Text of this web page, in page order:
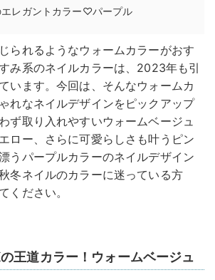
レガントカラー♡パープル
られるようなウォームカラーがおす
み系のネイルカラーは、2023年も引
います。今回は、そんなウォームカ
れなネイルデザインをピックアップ
ず取り入れやすいウォームベージュ
ロー、さらに可愛らしさも叶うピン
うパープルカラーのネイルデザイン
冬ネイルのカラーに迷っている方
ください。
王道カラー！ウォームベージュ